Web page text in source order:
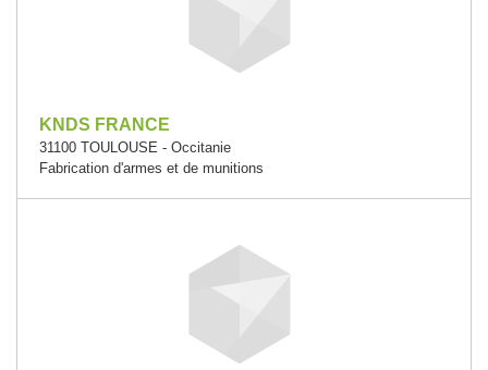
KNDS FRANCE
31100 TOULOUSE - Occitanie
Fabrication d'armes et de munitions